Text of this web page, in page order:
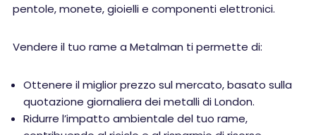
pentole, monete, gioielli e componenti elettronici.
Vendere il tuo rame a Metalman ti permette di:
Ottenere il miglior prezzo sul mercato, basato sulla
quotazione giornaliera dei metalli di London.
Ridurre l’impatto ambientale del tuo rame,